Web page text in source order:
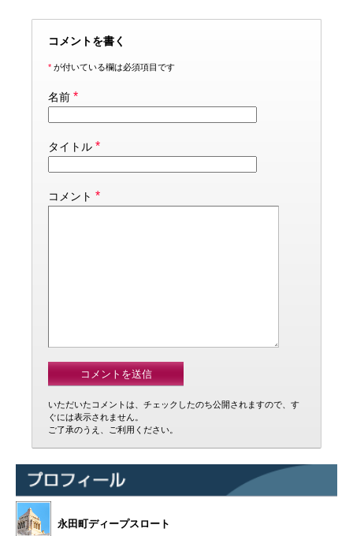
コメントを書く
* が付いている欄は必須項目です
名前 *
タイトル *
コメント *
いただいたコメントは、チェックしたのち公開されますので、す
ぐには表示されません。
ご了承のうえ、ご利用ください。
永田町ディープスロート